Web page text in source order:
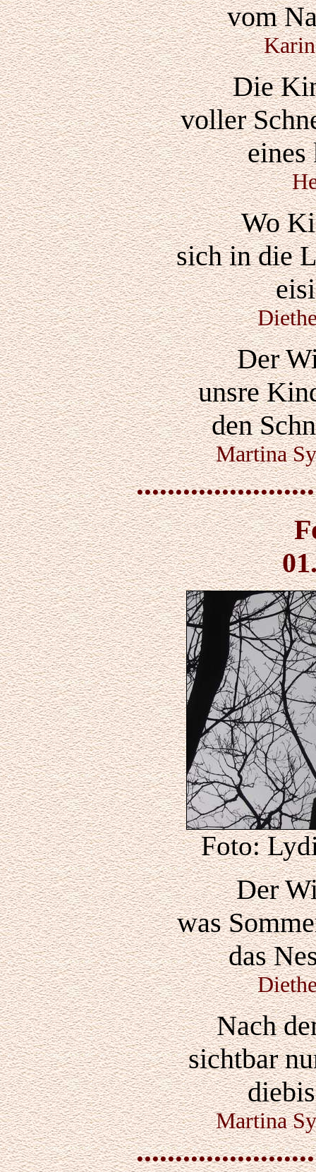
vom
Die
voller
eines
Wo
sich in die
Der
unsre
den
Martina
Foto:
Der
was
das
Nach
sichtbar
Martina